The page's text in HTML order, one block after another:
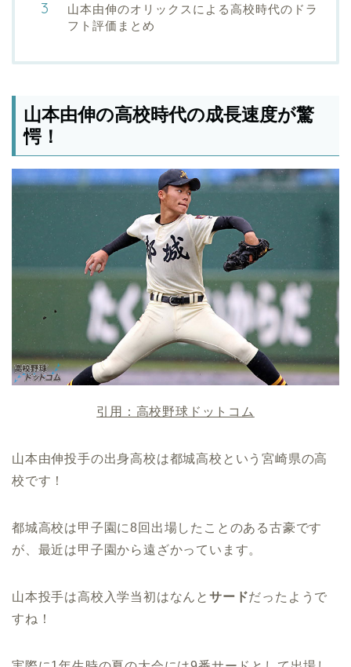
山本由伸のオリックスによる高校時代のドラ
フト評価まとめ
山本由伸の高校時代の成長速度が驚
愕！
引用：高校野球ドットコム
山本由伸投手の出身高校は都城高校という宮崎県の高
校です！
都城高校は甲子園に8回出場したことのある古豪です
が、最近は甲子園から遠ざかっています。
山本投手は高校入学当初はなんと サードだったようで
すね！